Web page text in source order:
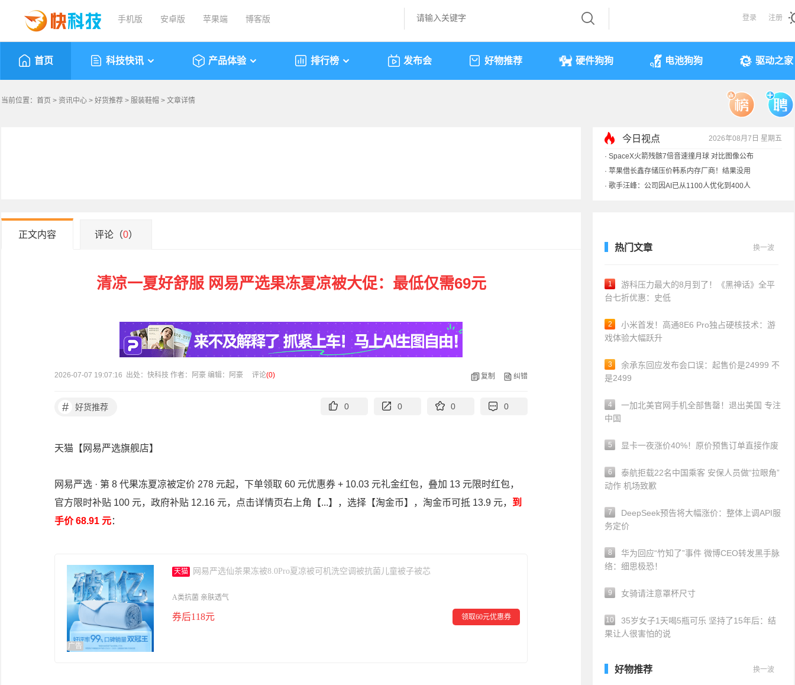
手机版 安卓版 苹果端 博客版 登录 注册
首页 科技快讯 产品体验 排行榜 发布会 好物推荐 硬件狗狗 电池狗狗 驱动之家
当前位置： 首页 > 资讯中心 > 好货推荐 > 服装鞋帽 > 文章详情
今日视点 2026年08月7日 星期五
· 索尼旗舰电视上市：115寸、149999元
· SpaceX火箭残骸7倍音速撞月球 对比图像公布
· 苹果借长鑫存储压价韩系内存厂商！结果没用
正文内容 评论（0）
清凉一夏好舒服 网易严选果冻夏凉被大促：最低仅需69元
2026-07-07 19:07:16 出处：快科技 作者：阿豪 编辑：阿豪 评论(0) 复制 纠错
# 好货推荐 0 0 0 0
天猫【网易严选旗舰店】
网易严选 · 第 8 代果冻夏凉被定价 278 元起，下单领取 60 元优惠券 + 10.03 元礼金红包，叠加 13 元限时红包，
官方限时补贴 100 元，政府补贴 12.16 元，点击详情页右上角【...】，选择【淘金币】，淘金币可抵 13.9 元， 到
手价 68.91 元：
广告
天猫 网易严选仙茶果冻被8.0Pro夏凉被可机洗空调被抗菌儿童被子被芯
A类抗菌 亲肤透气
券后118元 领取60元优惠券
热门文章 换一波
1
游科压力最大的8月到了！《黑神话》全平
台七折优惠：史低
2
小米首发！高通8E6 Pro独占硬核技术：游
戏体验大幅跃升
3
余承东回应发布会口误：起售价是24999 不
是2499
4
一加北美官网手机全部售罄！退出美国 专注
中国
5 显卡一夜涨价40%！原价预售订单直接作废
6
泰航拒载22名中国乘客 安保人员做“拉眼角”
动作 机场致歉
7
DeepSeek预告将大幅涨价：整体上调API服
务定价
8
华为回应“竹知了”事件 微博CEO转发黑手脉
络：细思极恐！
9 女骑请注意罩杯尺寸
10
35岁女子1天喝5瓶可乐 坚持了15年后：结
果让人很害怕的说
好物推荐 换一波